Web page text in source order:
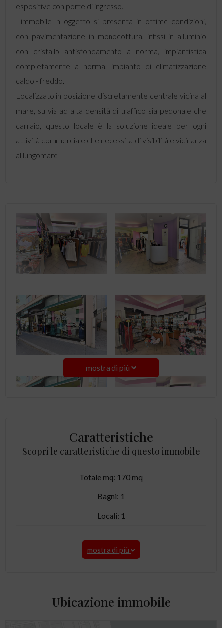
espositive con porte di ingresso.
L'immobile in oggetto si presenta in ottime condizioni,
con pavimentazione in monocottura, infissi in alluminio
con cristallo antisfondamento a norma, impiantistica
completamente a norma, impianto di climatizzazione
caldo - freddo.
Localizzato in posizione discretamente centrale vicina al
mare, su via ad alta densità di traffico sia pedonale che
carraio, questo locale è la soluzione ideale per ogni
attività commerciale che necessita di visibilità e vicinanza
al lungomare
mostra di più
Caratteristiche
Scopri le caratteristiche di questo immobile
Totale mq: 170 mq
Bagni: 1
Locali: 1
mostra di più
Ubicazione immobile